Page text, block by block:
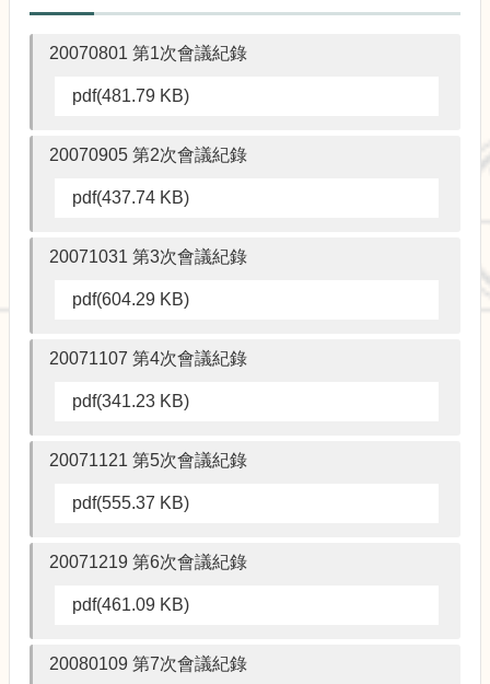
20070801 第1次會議紀錄
pdf(481.79 KB)
20070905 第2次會議紀錄
pdf(437.74 KB)
20071031 第3次會議紀錄
pdf(604.29 KB)
20071107 第4次會議紀錄
pdf(341.23 KB)
20071121 第5次會議紀錄
pdf(555.37 KB)
20071219 第6次會議紀錄
pdf(461.09 KB)
20080109 第7次會議紀錄